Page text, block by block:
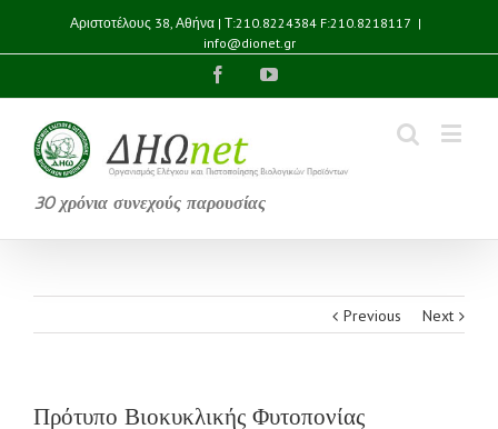
Αριστοτέλους 38, Αθήνα | Τ:210.8224384 F:210.8218117 |
info@dionet.gr
FacebookYouTube
30 χρόνια συνεχούς παρουσίας
Previous Next
Πρότυπο Βιοκυκλικής Φυτοπονίας